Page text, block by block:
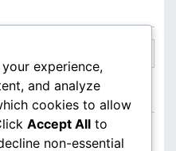
Wallet Codes:
experience,
and analyze
cookies to allow
Accept All to
non-essential